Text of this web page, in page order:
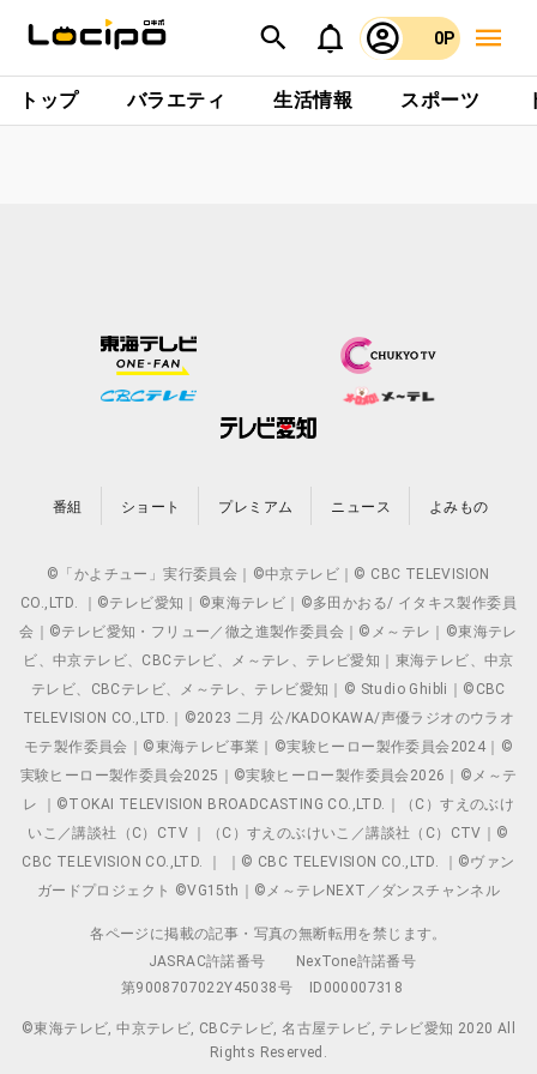
0P
トップ バラエティ 生活情報 スポーツ
番組 ショート プレミアム ニュース よみもの
©「かよチュー」実行委員会｜©中京テレビ｜© CBC TELEVISION
CO.,LTD. ｜©テレビ愛知｜©東海テレビ｜©多田かおる/ イタキス製作委員
会｜©テレビ愛知・フリュー／徹之進製作委員会｜©メ～テレ｜©東海テレ
ビ、中京テレビ、CBCテレビ、メ～テレ、テレビ愛知｜東海テレビ、中京
テレビ、CBCテレビ、メ～テレ、テレビ愛知｜© Studio Ghibli｜©CBC
TELEVISION CO.,LTD.｜©2023 二月 公/KADOKAWA/声優ラジオのウラオ
モテ製作委員会｜©東海テレビ事業｜©実験ヒーロー製作委員会2024｜©
実験ヒーロー製作委員会2025｜©実験ヒーロー製作委員会2026｜©メ～テ
レ ｜©TOKAI TELEVISION BROADCASTING CO.,LTD.｜（C）すえのぶけ
いこ／講談社（C）CTV ｜（C）すえのぶけいこ／講談社（C）CTV｜©
CBC TELEVISION CO.,LTD. ｜ ｜© CBC TELEVISION CO.,LTD. ｜©ヴァン
ガードプロジェクト ©VG15th｜©メ～テレNEXT／ダンスチャンネル
各ページに掲載の記事・写真の無断転用を禁じます。
JASRAC許諾番号
NexTone許諾番号
第9008707022Y45038号
ID000007318
©東海テレビ, 中京テレビ, CBCテレビ, 名古屋テレビ, テレビ愛知 2020 All
Rights Reserved.